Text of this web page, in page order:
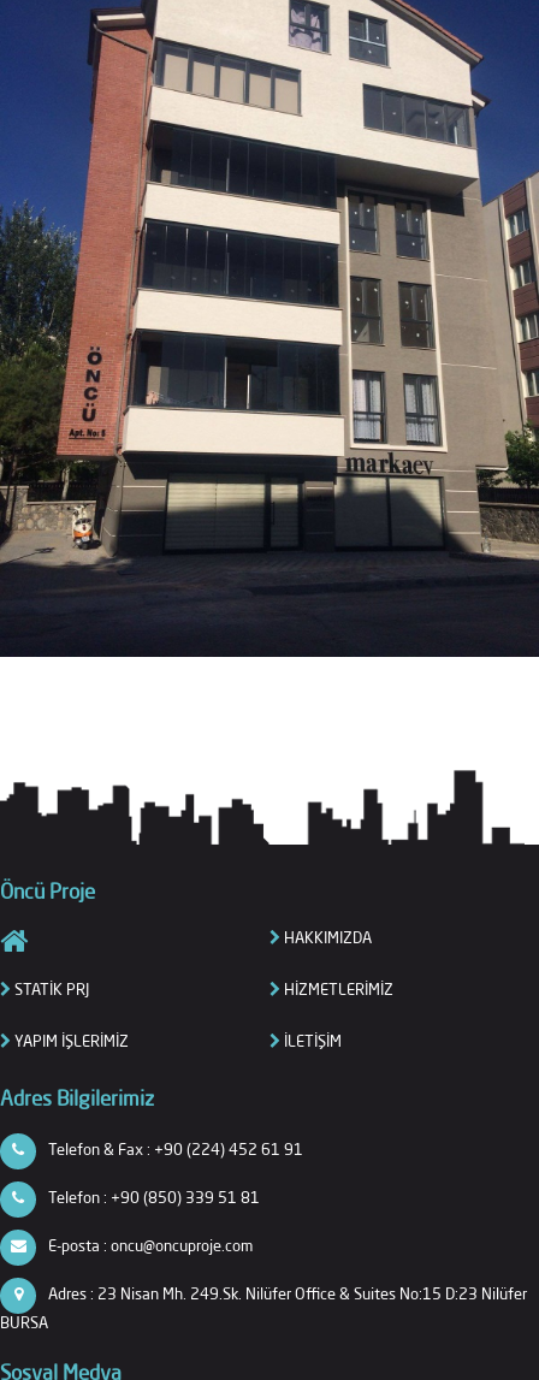
Öncü Proje
HAKKIMIZDA
STATİK PRJ HİZMETLERİMİZ
YAPIM İŞLERİMİZ İLETİŞİM
Adres Bilgilerimiz
Telefon & Fax : +90 (224) 452 61 91
Telefon : +90 (850) 339 51 81
E-posta : oncu@oncuproje.com
Adres : 23 Nisan Mh. 249.Sk. Nilüfer Office & Suites No:15 D:23 Nilüfer
BURSA
Sosyal Medya